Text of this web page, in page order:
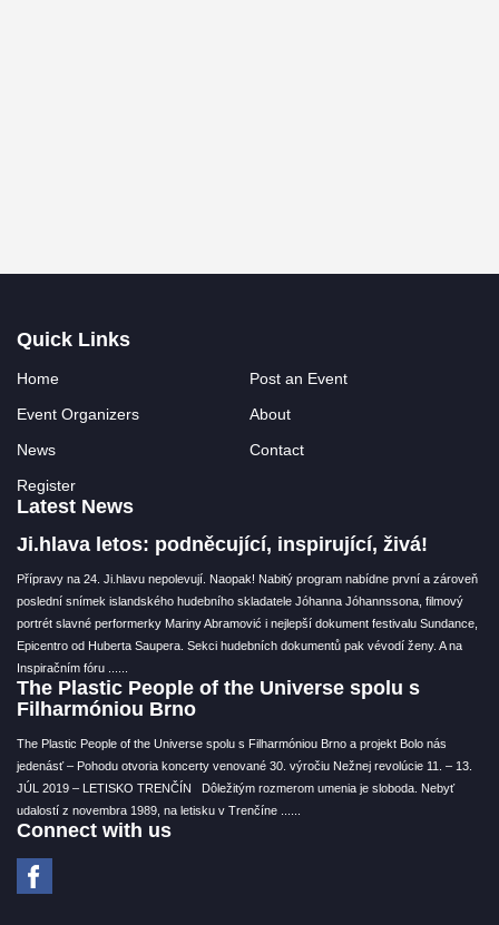
Quick Links
Home
Post an Event
Event Organizers
About
News
Contact
Register
Latest News
Ji.hlava letos: podněcující, inspirující, živá!
Přípravy na 24. Ji.hlavu nepolevují. Naopak! Nabitý program nabídne první a zároveň
poslední snímek islandského hudebního skladatele Jóhanna Jóhannssona, filmový
portrét slavné performerky Mariny Abramović i nejlepší dokument festivalu Sundance,
Epicentro od Huberta Saupera. Sekci hudebních dokumentů pak vévodí ženy. A na
Inspiračním fóru ...
The Plastic People of the Universe spolu s
Filharmóniou Brno
The Plastic People of the Universe spolu s Filharmóniou Brno a projekt Bolo nás
jedenásť – Pohodu otvoria koncerty venované 30. výročiu Nežnej revolúcie 11. – 13.
JÚL 2019 – LETISKO TRENČÍN Dôležitým rozmerom umenia je sloboda. Nebyť
udalostí z novembra 1989, na letisku v Trenčíne ...
Connect with us